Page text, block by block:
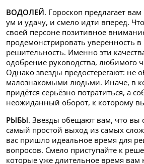
ВОДОЛЕЙ. Гороскоп предлагает
ум и удачу, и смело идти вперед.
своей персоне позитивное
продемонстрировать уверенность в
решительность. Именно эти
одобрение руководства, любимого
Однако звезды предостерегают: не
малознакомыми людьми. Иначе, в
придётся серьёзно потратиться, а
неожиданный оборот, к которому
РЫБЫ. Звезды обещают вам, что вы
самый простой выход из самых
вас пришло идеальное время для
вопросов. Смело приступайте к
которые уже длительное время вам